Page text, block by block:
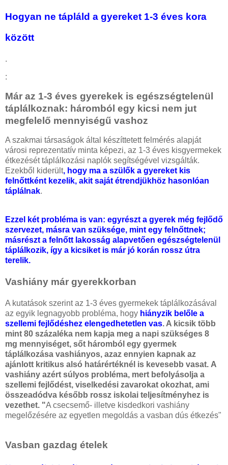
Hogyan ne tápláld a gyereket 1-3 éves kora
között
.
:
Már az 1-3 éves gyerekek is egészségtelenül
táplálkoznak: háromból egy kicsi nem jut
megfelelő mennyiségű vashoz
A szakmai társaságok által készíttetett felmérés alapját
városi reprezentatív minta képezi, az 1-3 éves kisgyermekek
étkezését táplálkozási naplók segítségével vizsgálták.
Ezekből kiderült, hogy ma a szülők a gyereket kis
felnőttként kezelik, akit saját étrendjükhöz hasonlóan
táplálnak.
Ezzel két probléma is van: egyrészt a gyerek még fejlődő
szervezet, másra van szüksége, mint egy felnőttnek;
másrészt a felnőtt lakosság alapvetően egészségtelenül
táplálkozik, így a kicsiket is már jó korán rossz útra
terelik.
Vashiány már gyerekkorban
A kutatások szerint az 1-3 éves gyermekek táplálkozásával
az egyik legnagyobb probléma, hogy hiányzik belőle a
szellemi fejlődéshez elengedhetetlen vas. A kicsik több
mint 80 százaléka nem kapja meg a napi szükséges 8
mg mennyiséget, sőt háromból egy gyermek
táplálkozása vashiányos, azaz ennyien kapnak az
ajánlott kritikus alsó határértéknél is kevesebb vasat. A
vashiány azért súlyos probléma, mert befolyásolja a
szellemi fejlődést, viselkedési zavarokat okozhat, ami
összeadódva később rossz iskolai teljesítményhez is
vezethet. "A csecsemő- illetve kisdedkori vashiány
megelőzésére az egyetlen megoldás a vasban dús étkezés"
Vasban gazdag ételek